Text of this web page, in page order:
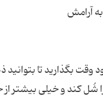
بگذارید تا
کند و خیلی بیشتر از